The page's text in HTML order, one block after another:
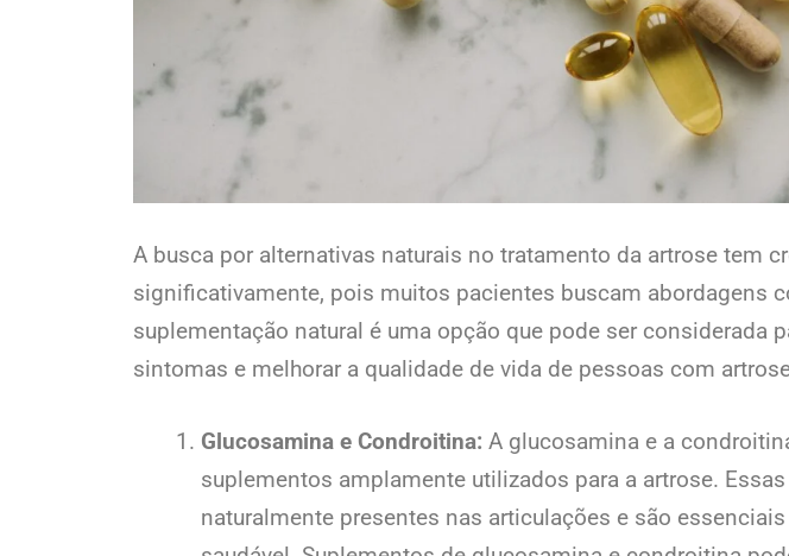
A busca por alternativas naturais no tratamento da artrose tem
significativamente, pois muitos pacientes buscam abordagens
suplementação natural é uma opção que pode ser considerada
sintomas e melhorar a qualidade de vida de pessoas com
Glucosamina e Condroitina: A glucosamina e a
suplementos amplamente utilizados para a artrose.
naturalmente presentes nas articulações e são